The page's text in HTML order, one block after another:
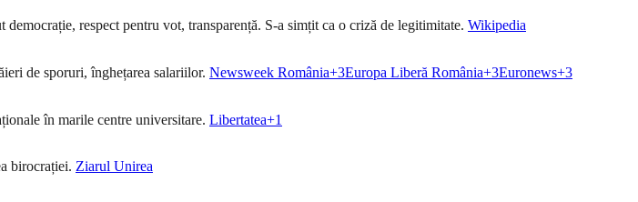
democrație, respect pentru vot, transparență. S-a simțit ca o criză de legitimitate. Wikipedia
de sporuri, înghețarea salariilor. Newsweek România+3Europa Liberă România+3Euronews+3
în marile centre universitare. Libertatea+1
birocrației. Ziarul Unirea